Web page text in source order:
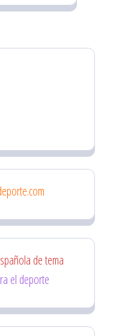
de tema
el deporte